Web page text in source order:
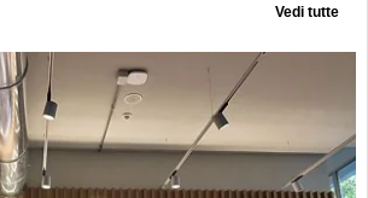
Vedi tutte